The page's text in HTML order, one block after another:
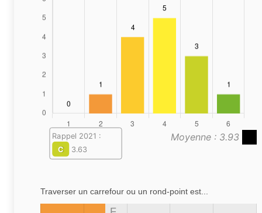
Moyenne : 3.93
Rappel 2021 :
C
3.63
Traverser un carrefour ou un rond-point est...